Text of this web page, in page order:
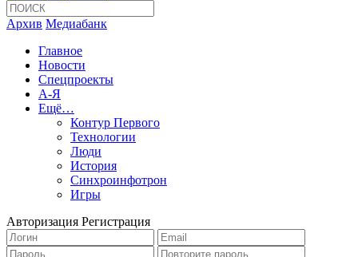
Архив Медиабанк
Главное
Новости
Спецпроекты
А-Я
Ещё…
Контур Первого
Технологии
Люди
История
Синхроинфотрон
Игры
Авторизация Регистрация